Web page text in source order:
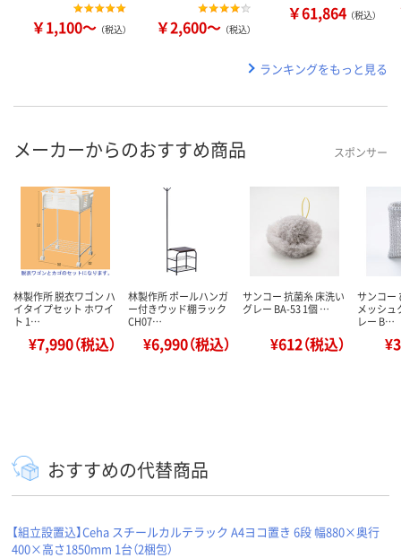
￥1,100～ （税込） ￥2,600～ （税込）
￥61,864 （税込）
ランキングをもっと見る
メーカーからのおすすめ商品 スポンサー
林製作所 脱衣ワゴン ハ
イタイプセット ホワイ
ト 1…
¥7,990（税込）
林製作所 ポールハンガ
ー付きウッド棚ラック
CH07…
¥6,990（税込）
サンコー 抗菌糸 床洗い
グレー BA-53 1個 …
¥612（税込）
サンコー
メッシュ
レー B…
おすすめの代替商品
【組立設置込】Ceha スチールカルテラック A4ヨコ置き 6段 幅880×奥行
400×高さ1850mm 1台（2梱包）